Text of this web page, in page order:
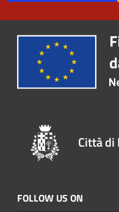
Città di
FOLLOW US ON